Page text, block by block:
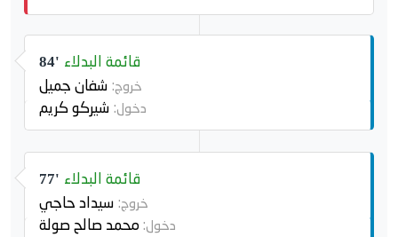
84' قائمة البدلاء
خروج: شفان جميل
دخول: شيركو كريم
77' قائمة البدلاء
خروج: سيداد حاجي
دخول: محمد صالح صولة